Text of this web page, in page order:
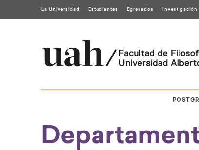
La Universidad Estudiantes Egresados Investigación